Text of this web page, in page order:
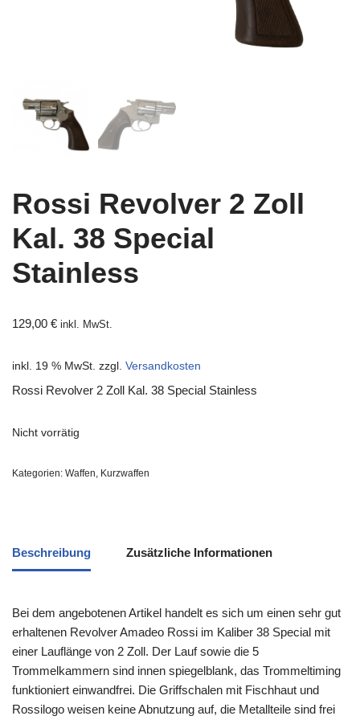
Rossi Revolver 2 Zoll
Kal. 38 Special
Stainless
129,00 € inkl. MwSt.
inkl. 19 % MwSt. zzgl. Versandkosten
Rossi Revolver 2 Zoll Kal. 38 Special Stainless
Nicht vorrätig
Kategorien: Waffen Kurzwaffen
Beschreibung Zusätzliche Informationen
Bei dem angebotenen Artikel handelt es sich um einen sehr gut
erhaltenen Revolver Amadeo Rossi im Kaliber 38 Special mit
einer Lauflänge von 2 Zoll. Der Lauf sowie die 5
Trommelkammern sind innen spiegelblank, das Trommeltiming
funktioniert einwandfrei. Die Griffschalen mit Fischhaut und
Rossilogo weisen keine Abnutzung auf, die Metallteile sind frei